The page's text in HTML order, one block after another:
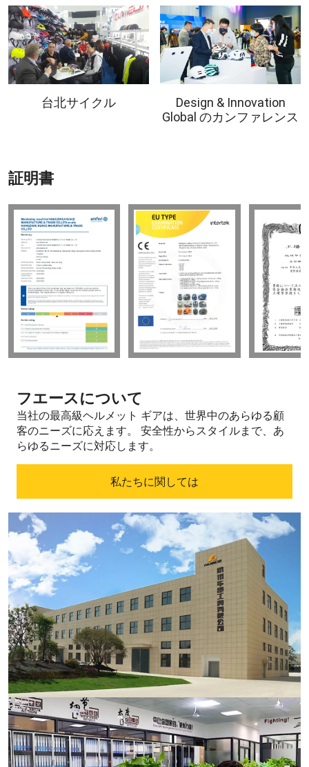
台北サイクル
Design & Innovation
Global のカンファレンス
証明書
フエースについて
当社の最高級ヘルメット ギアは、世界中のあらゆる顧
客のニーズに応えます。 安全性からスタイルまで、あ
らゆるニーズに対応します。
私たちに関しては